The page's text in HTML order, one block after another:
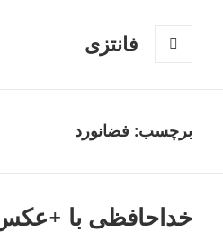
فانتزی
برچسب: فضانورد
خداحافظی با